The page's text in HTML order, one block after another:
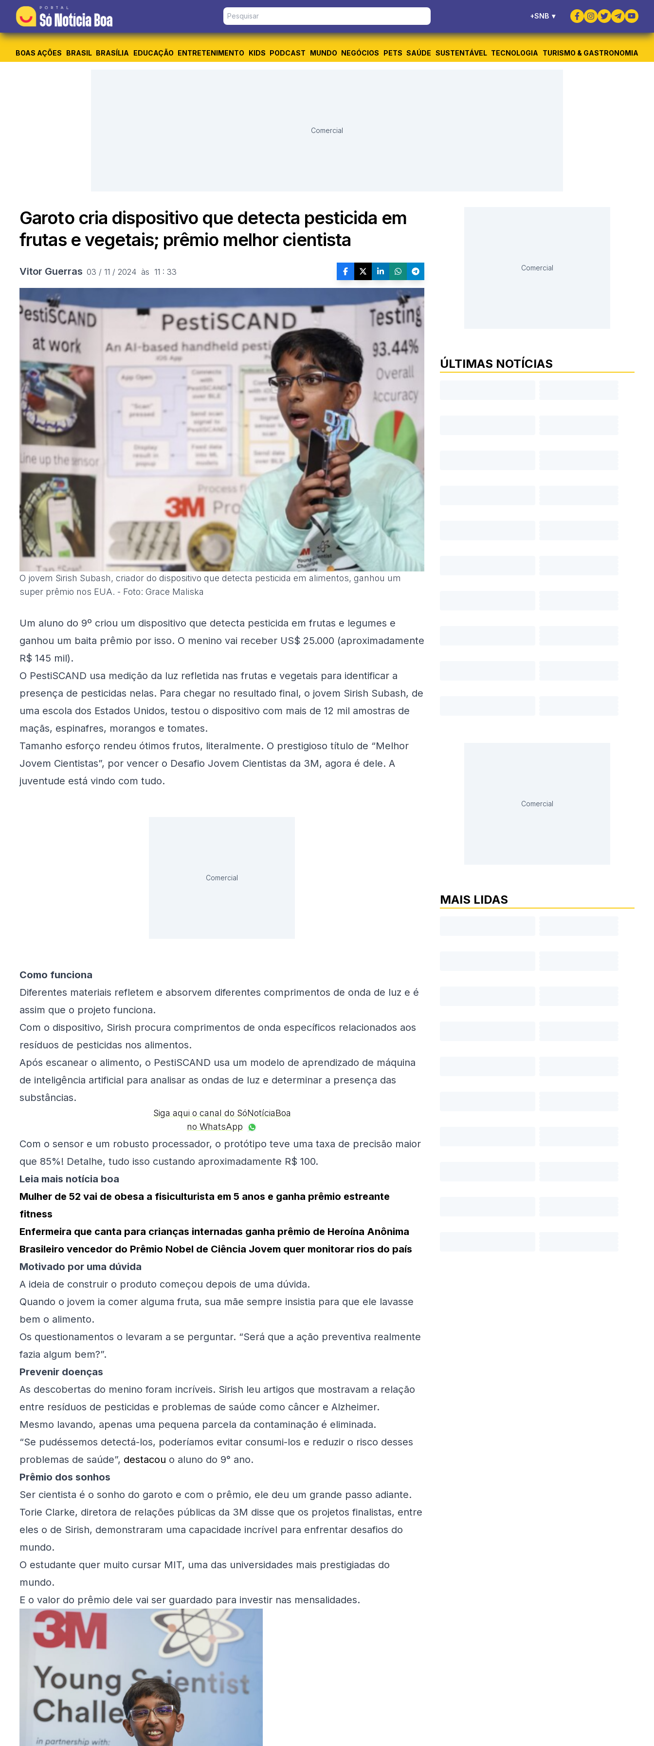
+SNB ▾
BOAS AÇÕES BRASIL BRASÍLIA EDUCAÇÃO ENTRETENIMENTO KIDS PODCAST MUNDO NEGÓCIOS PETS SAÚDE SUSTENTÁVEL TECNOLOGIA TURISMO & GASTRONOMIA
Comercial
Garoto cria dispositivo que detecta pesticida em
frutas e vegetais; prêmio melhor cientista
Vitor Guerras 03 / 11 / 2024  às  11 : 33
O jovem Sirish Subash, criador do dispositivo que detecta pesticida em alimentos, ganhou um
super prêmio nos EUA. - Foto: Grace Maliska
Um aluno do 9º criou um dispositivo que detecta pesticida em frutas e legumes e
ganhou um baita prêmio por isso. O menino vai receber US$ 25.000 (aproximadamente
R$ 145 mil).
O PestiSCAND usa medição da luz refletida nas frutas e vegetais para identificar a
presença de pesticidas nelas. Para chegar no resultado final, o jovem Sirish Subash, de
uma escola dos Estados Unidos, testou o dispositivo com mais de 12 mil amostras de
maçãs, espinafres, morangos e tomates.
Tamanho esforço rendeu ótimos frutos, literalmente. O prestigioso título de “Melhor
Jovem Cientistas”, por vencer o Desafio Jovem Cientistas da 3M, agora é dele. A
juventude está vindo com tudo.
Comercial
Como funciona
Diferentes materiais refletem e absorvem diferentes comprimentos de onda de luz e é
assim que o projeto funciona.
Com o dispositivo, Sirish procura comprimentos de onda específicos relacionados aos
resíduos de pesticidas nos alimentos.
Após escanear o alimento, o PestiSCAND usa um modelo de aprendizado de máquina
de inteligência artificial para analisar as ondas de luz e determinar a presença das
substâncias.
Siga aqui o canal do SóNotíciaBoa
no WhatsApp
Com o sensor e um robusto processador, o protótipo teve uma taxa de precisão maior
que 85%! Detalhe, tudo isso custando aproximadamente R$ 100.
Leia mais notícia boa
Mulher de 52 vai de obesa a fisiculturista em 5 anos e ganha prêmio estreante
fitness
Enfermeira que canta para crianças internadas ganha prêmio de Heroína Anônima
Brasileiro vencedor do Prêmio Nobel de Ciência Jovem quer monitorar rios do país
Motivado por uma dúvida
A ideia de construir o produto começou depois de uma dúvida.
Quando o jovem ia comer alguma fruta, sua mãe sempre insistia para que ele lavasse
bem o alimento.
Os questionamentos o levaram a se perguntar. “Será que a ação preventiva realmente
fazia algum bem?”.
Prevenir doenças
As descobertas do menino foram incríveis. Sirish leu artigos que mostravam a relação
entre resíduos de pesticidas e problemas de saúde como câncer e Alzheimer.
Mesmo lavando, apenas uma pequena parcela da contaminação é eliminada.
“Se pudéssemos detectá-los, poderíamos evitar consumi-los e reduzir o risco desses
problemas de saúde”, destacou o aluno do 9° ano.
Prêmio dos sonhos
Ser cientista é o sonho do garoto e com o prêmio, ele deu um grande passo adiante.
Torie Clarke, diretora de relações públicas da 3M disse que os projetos finalistas, entre
eles o de Sirish, demonstraram uma capacidade incrível para enfrentar desafios do
mundo.
O estudante quer muito cursar MIT, uma das universidades mais prestigiadas do
mundo.
E o valor do prêmio dele vai ser guardado para investir nas mensalidades.
Comercial
ÚLTIMAS NOTÍCIAS
Comercial
MAIS LIDAS